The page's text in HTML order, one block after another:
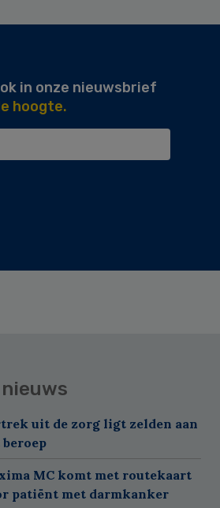
in onze nieuwsbrief
hoogte.
uit de zorg ligt zelden aan
MC komt met routekaart
patiënt met darmkanker